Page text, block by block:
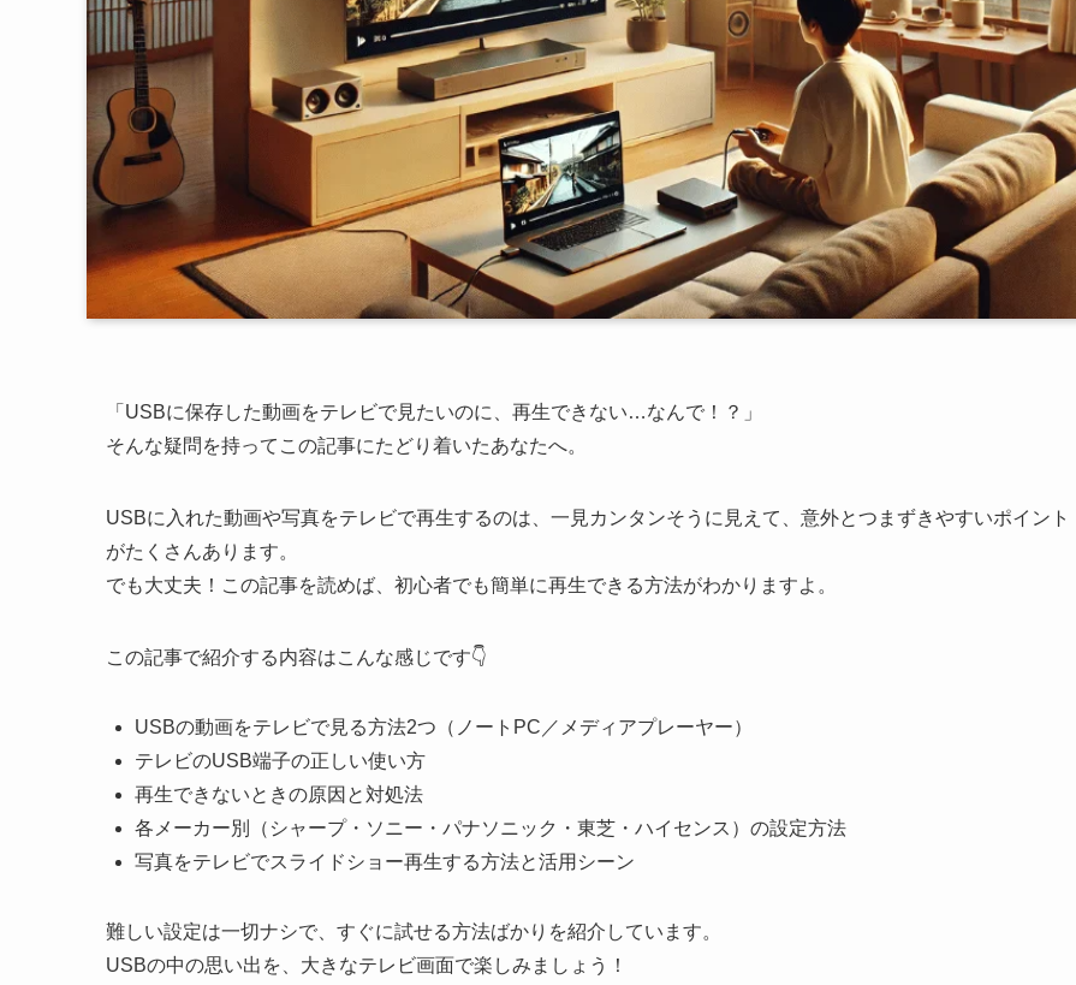
「USBに保存した動画をテレビで見たいのに、再生できない…なんで！？」
そんな疑問を持ってこの記事にたどり着いたあなたへ。
USBに入れた動画や写真をテレビで再生するのは、一見カンタンそうに見えて、意外とつまずきやすいポイント
がたくさんあります。
でも大丈夫！この記事を読めば、初心者でも簡単に再生できる方法がわかりますよ。
この記事で紹介する内容はこんな感じです👇
USBの動画をテレビで見る方法2つ（ノートPC／メディアプレーヤー）
テレビのUSB端子の正しい使い方
再生できないときの原因と対処法
各メーカー別（シャープ・ソニー・パナソニック・東芝・ハイセンス）の設定方法
写真をテレビでスライドショー再生する方法と活用シーン
難しい設定は一切ナシで、すぐに試せる方法ばかりを紹介しています。
USBの中の思い出を、大きなテレビ画面で楽しみましょう！